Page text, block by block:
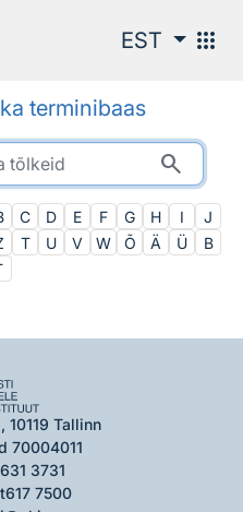
EST apps
terminibaas
search
C D E F G H I
J
T U V W Õ Ä Ü
Β
10119 Tallinn
70004011
631 3731
617 7500